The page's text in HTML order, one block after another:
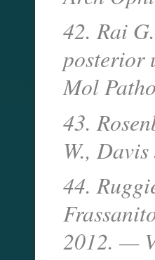
42. Rai
posterior
Mol
43.
W.,
44.
2012. —